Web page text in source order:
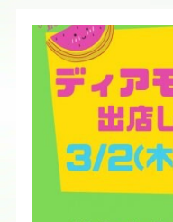
あすかルビー
3週間でいちごの春
フルーツサンド
田駅前店》